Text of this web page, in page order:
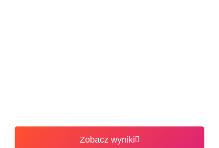
Zobacz wyniki